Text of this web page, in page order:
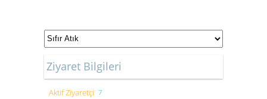
Ziyaret Bilgileri
Aktif Ziyaretçi 7